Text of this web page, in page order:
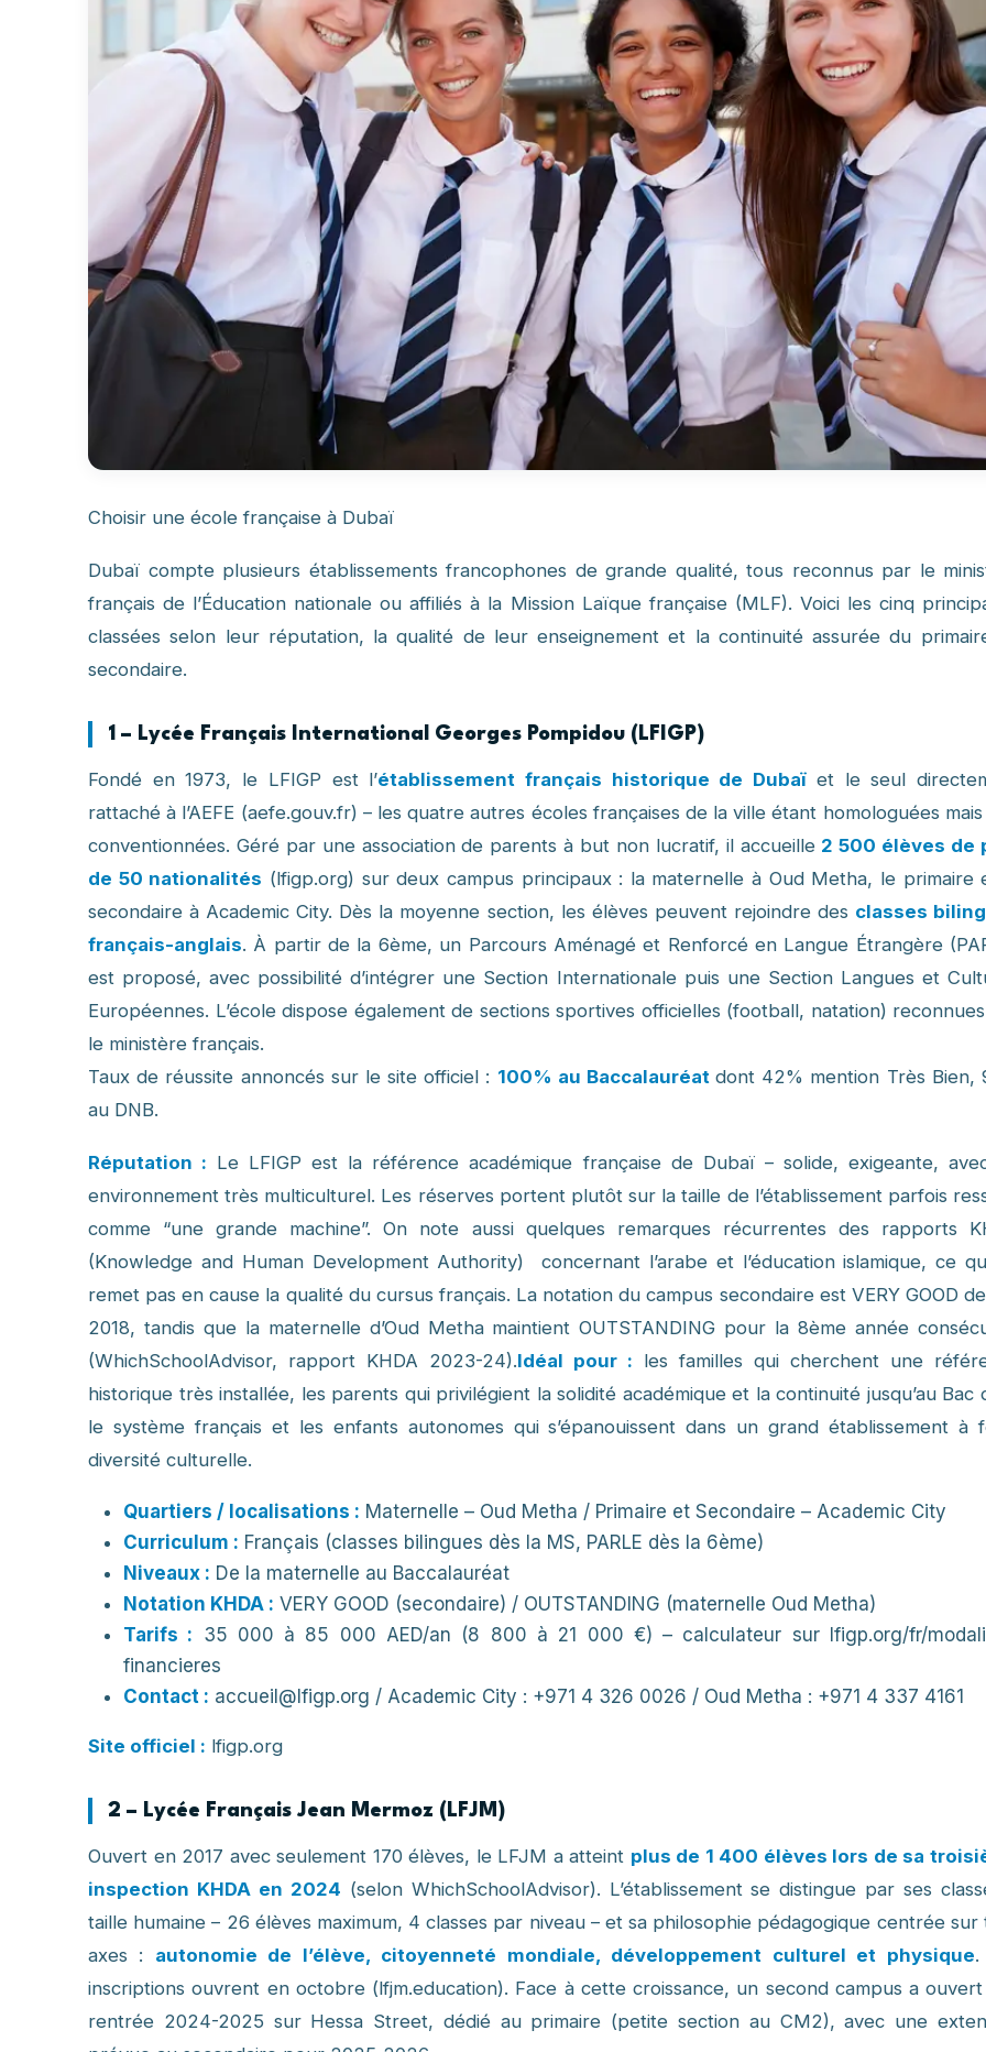
Choisir une école française à Dubaï
Dubaï compte plusieurs établissements francophones de grande qualité, tous reconnus par le
français de l’Éducation nationale ou affiliés à la Mission Laïque française (MLF). Voici les cinq
classées selon leur réputation, la qualité de leur enseignement et la continuité assurée du
secondaire.
1 – Lycée Français International Georges Pompidou (LFIGP)
Fondé en 1973, le LFIGP est l’établissement français historique de Dubaïet le seul
rattaché à l’AEFE (aefe.gouv.fr) – les quatre autres écoles françaises de la ville étant homologuées
conventionnées. Géré par une association de parents à but non lucratif, il accueille 2 500 élèves de
de 50 nationalités (lfigp.org) sur deux campus principaux : la maternelle à Oud Metha, le primaire
secondaire à Academic City. Dès la moyenne section, les élèves peuvent rejoindre des classes
français-anglais. À partir de la 6ème, un Parcours Aménagé et Renforcé en Langue Étrangère
est proposé, avec possibilité d’intégrer une Section Internationale puis une Section Langues et
Européennes. L’école dispose également de sections sportives officielles (football, natation)
le ministère français.
Taux de réussite annoncés sur le site officiel : 100% au Baccalauréatdont 42% mention Très Bien,
au DNB.
Réputation : Le LFIGP est la référence académique française de Dubaï – solide, exigeante,
environnement très multiculturel. Les réserves portent plutôt sur la taille de l’établissement parfois
comme “une grande machine”. On note aussi quelques remarques récurrentes des rapports
(Knowledge and Human Development Authority) concernant l’arabe et l’éducation islamique, ce
remet pas en cause la qualité du cursus français. La notation du campus secondaire est VERY GOOD
2018, tandis que la maternelle d’Oud Metha maintient OUTSTANDING pour la 8ème année
(WhichSchoolAdvisor, rapport KHDA 2023-24).Idéal pour : les familles qui cherchent une
historique très installée, les parents qui privilégient la solidité académique et la continuité jusqu’au Bac
le système français et les enfants autonomes qui s’épanouissent dans un grand établissement à
diversité culturelle.
Quartiers / localisations : Maternelle – Oud Metha / Primaire et Secondaire – Academic City
Curriculum : Français (classes bilingues dès la MS, PARLE dès la 6ème)
Niveaux : De la maternelle au Baccalauréat
Notation KHDA : VERY GOOD (secondaire) / OUTSTANDING (maternelle Oud Metha)
Tarifs : 35 000 à 85 000 AED/an (8 800 à 21 000 €) – calculateur sur lfigp.org/fr/
financieres
Contact : accueil@lfigp.org / Academic City : +971 4 326 0026 / Oud Metha : +971 4 337 4161
Site officiel : lfigp.org
2 – Lycée Français Jean Mermoz (LFJM)
Ouvert en 2017 avec seulement 170 élèves, le LFJM a atteint plus de 1 400 élèves lors de sa
inspection KHDA en 2024 (selon WhichSchoolAdvisor). L’établissement se distingue par ses
taille humaine – 26 élèves maximum, 4 classes par niveau – et sa philosophie pédagogique centrée sur
axes : autonomie de l’élève, citoyenneté mondiale, développement culturel et physique.
inscriptions ouvrent en octobre (lfjm.education). Face à cette croissance, un second campus a
rentrée 2024-2025 sur Hessa Street, dédié au primaire (petite section au CM2), avec une